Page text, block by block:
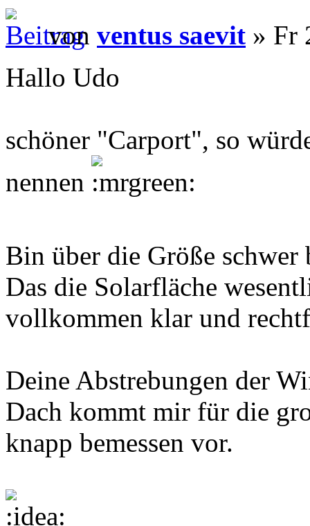
von ventus saevit » Fr
Hallo Udo
schöner "Carport", so
nennen
Bin über die Größe
Das die Solarfläche
vollkommen klar und
Deine Abstrebungen der
Dach kommt mir für die
knapp bemessen vor.